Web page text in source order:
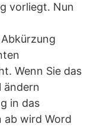
vorliegt. Nun
Wenn Sie das
ändern
in das
ab wird Word